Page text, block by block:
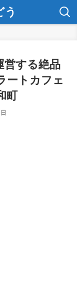
う
営する絶品
ートカフェ
町